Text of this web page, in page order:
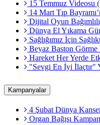
15 Temmuz Videosu
14 Mart Tıp
Dijital Oyun
Dünya El Yıkama
Sağlığımız İçin
Beyaz Baston
Hareket Her Yerde
"Sevgi En İyi İlaçtır"
Kampanyalar
4 Şubat Dünya
Organ Bağışı